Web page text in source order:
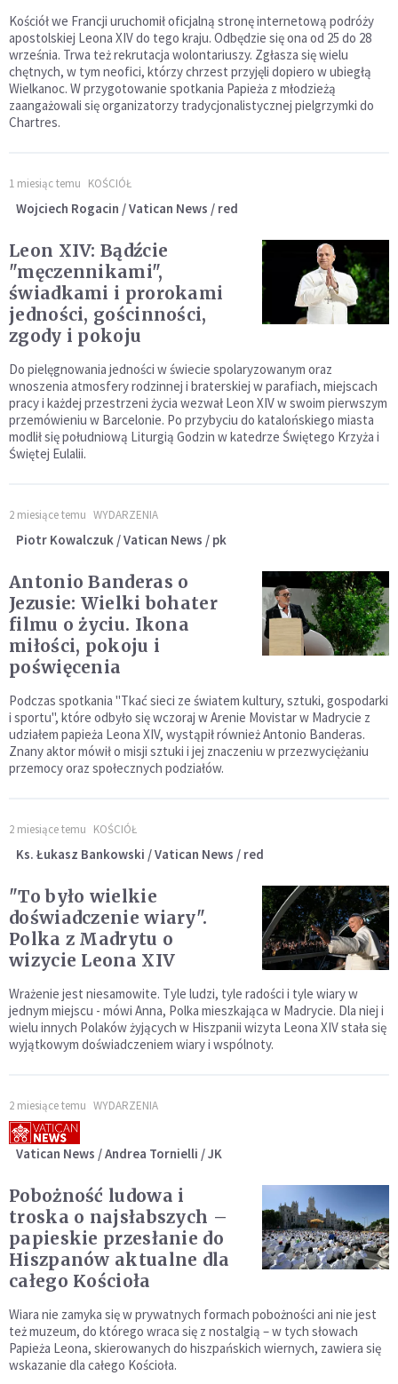
Kościół we Francji uruchomił oficjalną stronę internetową podróży
apostolskiej Leona XIV do tego kraju. Odbędzie się ona od 25 do 28
września. Trwa też rekrutacja wolontariuszy. Zgłasza się wielu
chętnych, w tym neofici, którzy chrzest przyjęli dopiero w ubiegłą
Wielkanoc. W przygotowanie spotkania Papieża z młodzieżą
zaangażowali się organizatorzy tradycjonalistycznej pielgrzymki do
Chartres.
1 miesiąc temu KOŚCIÓŁ
Wojciech Rogacin / Vatican News / red
Leon XIV: Bądźcie
"męczennikami",
świadkami i prorokami
jedności, gościnności,
zgody i pokoju
Do pielęgnowania jedności w świecie spolaryzowanym oraz
wnoszenia atmosfery rodzinnej i braterskiej w parafiach, miejscach
pracy i każdej przestrzeni życia wezwał Leon XIV w swoim pierwszym
przemówieniu w Barcelonie. Po przybyciu do katalońskiego miasta
modlił się południową Liturgią Godzin w katedrze Świętego Krzyża i
Świętej Eulalii.
2 miesiące temu WYDARZENIA
Piotr Kowalczuk / Vatican News / pk
Antonio Banderas o
Jezusie: Wielki bohater
filmu o życiu. Ikona
miłości, pokoju i
poświęcenia
Podczas spotkania "Tkać sieci ze światem kultury, sztuki, gospodarki
i sportu", które odbyło się wczoraj w Arenie Movistar w Madrycie z
udziałem papieża Leona XIV, wystąpił również Antonio Banderas.
Znany aktor mówił o misji sztuki i jej znaczeniu w przezwyciężaniu
przemocy oraz społecznych podziałów.
2 miesiące temu KOŚCIÓŁ
Ks. Łukasz Bankowski / Vatican News / red
"To było wielkie
doświadczenie wiary".
Polka z Madrytu o
wizycie Leona XIV
Wrażenie jest niesamowite. Tyle ludzi, tyle radości i tyle wiary w
jednym miejscu - mówi Anna, Polka mieszkająca w Madrycie. Dla niej i
wielu innych Polaków żyjących w Hiszpanii wizyta Leona XIV stała się
wyjątkowym doświadczeniem wiary i wspólnoty.
2 miesiące temu WYDARZENIA
Vatican News / Andrea Tornielli / JK
Pobożność ludowa i
troska o najsłabszych –
papieskie przesłanie do
Hiszpanów aktualne dla
całego Kościoła
Wiara nie zamyka się w prywatnych formach pobożności ani nie jest
też muzeum, do którego wraca się z nostalgią – w tych słowach
Papieża Leona, skierowanych do hiszpańskich wiernych, zawiera się
wskazanie dla całego Kościoła.